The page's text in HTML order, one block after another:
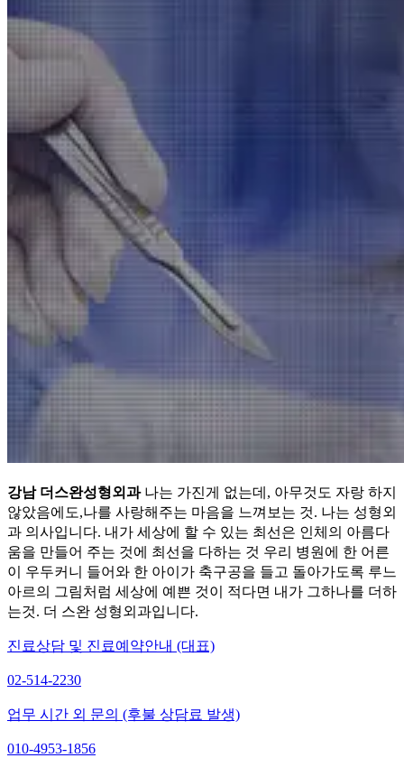
강남 더스완성형외과 나는 가진게 없는데, 아무것도 자랑 하지
않았음에도,나를 사랑해주는 마음을 느껴보는 것. 나는 성형외
과 의사입니다. 내가 세상에 할 수 있는 최선은 인체의 아름다
움을 만들어 주는 것에 최선을 다하는 것 우리 병원에 한 어른
이 우두커니 들어와 한 아이가 축구공을 들고 돌아가도록 루느
아르의 그림처럼 세상에 예쁜 것이 적다면 내가 그하나를 더하
는것. 더 스완 성형외과입니다.
진료상담 및 진료예약안내 (대표)
02-514-2230
업무 시간 외 문의 (후불 상담료 발생)
010-4953-1856